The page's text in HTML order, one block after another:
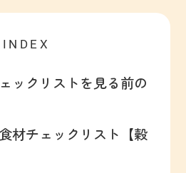
INDEX
ックリストを見る前の
材チェックリスト【穀